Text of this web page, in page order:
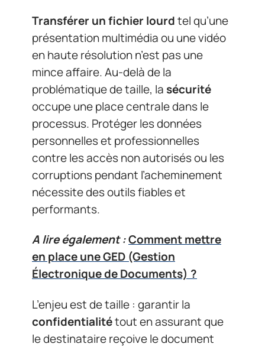
Transférer un fichier lourdtel qu’une
présentation multimédia ou une vidéo
en haute résolution n’est pas une
mince affaire. Au-delà de la
problématique de taille, la sécurité
occupe une place centrale dans le
processus. Protéger les données
personnelles et professionnelles
contre les accès non autorisés ou les
corruptions pendant l’acheminement
nécessite des outils fiables et
performants.
A lire également :Comment mettre
en place une GED (Gestion
Électronique de Documents) ?
L’enjeu est de taille : garantir la
confidentialitétout en assurant que
le destinataire reçoive le document